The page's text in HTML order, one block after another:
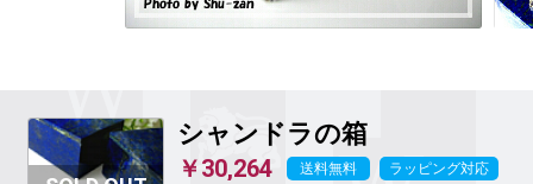
シャンドラの箱
￥30,264 送料無料 ラッピング対応